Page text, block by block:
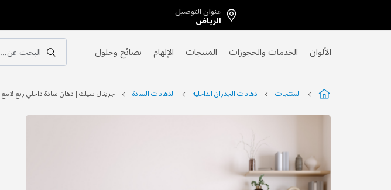
to
Content
عنوان التوصيل
الرياض
بحث
البحث عن...
بحث الألوان الخدمات والحجوزات المنتجات الإلهام نصائح وحلول
المنتجات دهانات الجدران الداخلية الدهانات السادة جزيتال سيلك | دهان سادة داخلي ربع لامع
التخطي
معرض
الصور